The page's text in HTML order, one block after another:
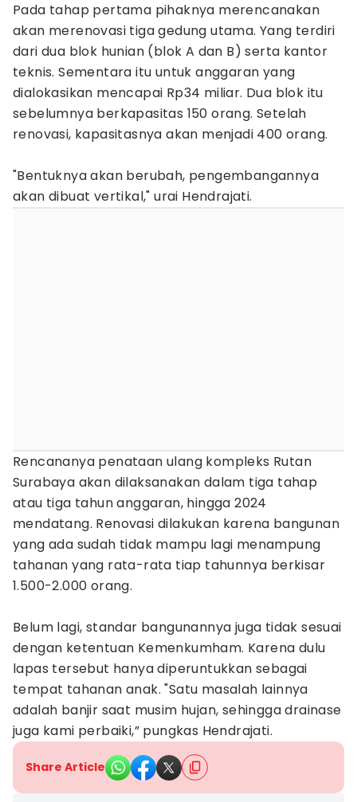
Pada tahap pertama pihaknya merencanakan
akan merenovasi tiga gedung utama. Yang terdiri
dari dua blok hunian (blok A dan B) serta kantor
teknis. Sementara itu untuk anggaran yang
dialokasikan mencapai Rp34 miliar. Dua blok itu
sebelumnya berkapasitas 150 orang. Setelah
renovasi, kapasitasnya akan menjadi 400 orang.
"Bentuknya akan berubah, pengembangannya
akan dibuat vertikal," urai Hendrajati.
Rencananya penataan ulang kompleks Rutan
Surabaya akan dilaksanakan dalam tiga tahap
atau tiga tahun anggaran, hingga 2024
mendatang. Renovasi dilakukan karena bangunan
yang ada sudah tidak mampu lagi menampung
tahanan yang rata-rata tiap tahunnya berkisar
1.500-2.000 orang.
Belum lagi, standar bangunannya juga tidak sesuai
dengan ketentuan Kemenkumham. Karena dulu
lapas tersebut hanya diperuntukkan sebagai
tempat tahanan anak. "Satu masalah lainnya
adalah banjir saat musim hujan, sehingga drainase
juga kami perbaiki,” pungkas Hendrajati.
Share Article